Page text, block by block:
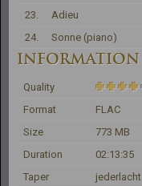
23.
Adieu
24.
Sonne (piano)
INFORMATION
Quality
Format
FLAC
Size
773 MB
Duration
02:13:35
Taper
jederlacht